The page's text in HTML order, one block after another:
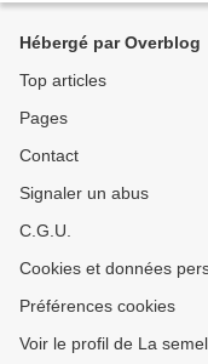
Hébergé par Overblog
Top articles
Pages
Contact
Signaler un abus
C.G.U.
Cookies et données
Préférences cookies
Voir le profil de La